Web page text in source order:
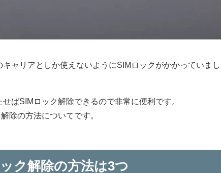
ャリアとしか使えないようにSIMロックがかかっていまし
ばSIMロック解除できるので非常に便利です。
除の方法についてです。
ク解除の方法は3つ